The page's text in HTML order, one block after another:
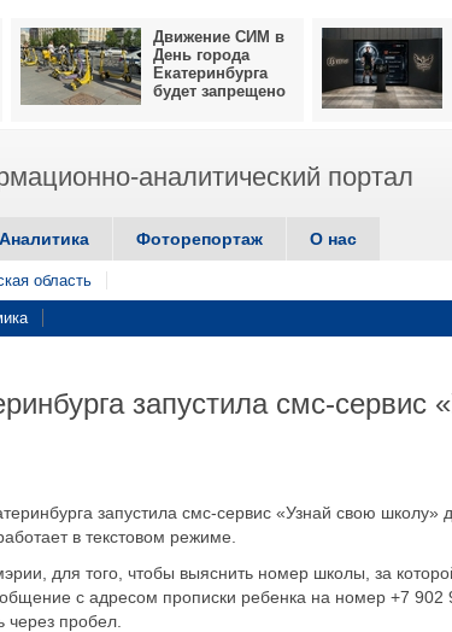
Движение СИМ в
День города
Екатеринбурга
будет запрещено
аналитический портал
Аналитика Фоторепортаж О нас
область
запустила смс-сервис
запустила смс-сервис «Узнай свою школу»
в текстовом режиме.
для того, чтобы выяснить номер школы, за
с адресом прописки ребенка на номер +7 902
пробел.